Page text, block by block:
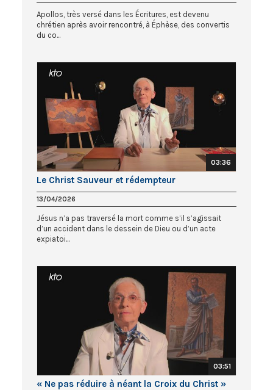
Apollos, très versé dans les Écritures, est devenu
chrétien après avoir rencontré, à Éphèse, des convertis
du co...
03:36
Le Christ Sauveur et rédempteur
13/04/2026
Jésus n’a pas traversé la mort comme s’il s’agissait
d’un accident dans le dessein de Dieu ou d’un acte
expiatoi...
03:51
« Ne pas réduire à néant la Croix du Christ »